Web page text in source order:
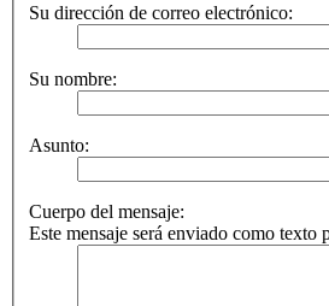
Su dirección de correo electrónico:
Su nombre:
Asunto:
Cuerpo del mensaje:
Este mensaje será enviado como